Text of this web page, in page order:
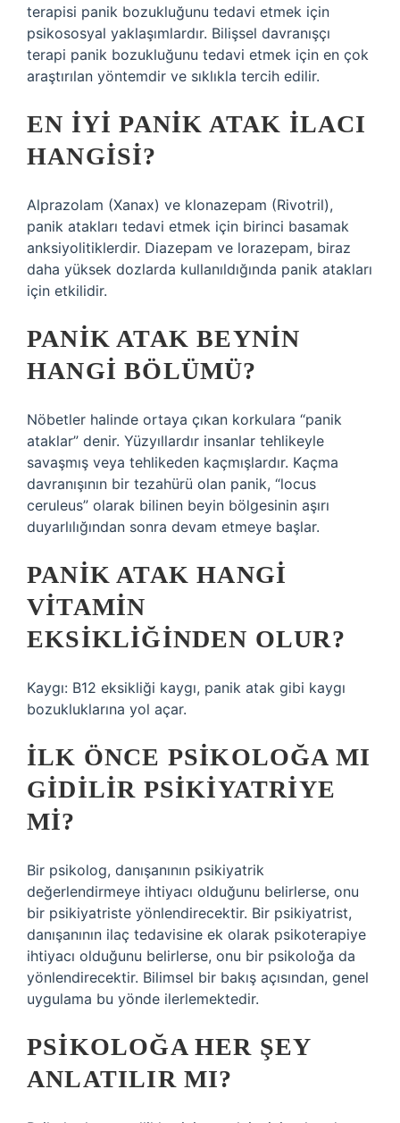
terapisi panik bozukluğunu tedavi etmek için
psikososyal yaklaşımlardır. Bilişsel davranışçı
terapi panik bozukluğunu tedavi etmek için en çok
araştırılan yöntemdir ve sıklıkla tercih edilir.
EN IYI PANIK ATAK ILACI
HANGISI?
Alprazolam (Xanax) ve klonazepam (Rivotril),
panik atakları tedavi etmek için birinci basamak
anksiyolitiklerdir. Diazepam ve lorazepam, biraz
daha yüksek dozlarda kullanıldığında panik atakları
için etkilidir.
PANIK ATAK BEYNIN
HANGI BÖLÜMÜ?
Nöbetler halinde ortaya çıkan korkulara “panik
ataklar” denir. Yüzyıllardır insanlar tehlikeyle
savaşmış veya tehlikeden kaçmışlardır. Kaçma
davranışının bir tezahürü olan panik, “locus
ceruleus” olarak bilinen beyin bölgesinin aşırı
duyarlılığından sonra devam etmeye başlar.
PANIK ATAK HANGI
VITAMIN
EKSIKLIĞINDEN OLUR?
Kaygı: B12 eksikliği kaygı, panik atak gibi kaygı
bozukluklarına yol açar.
İLK ÖNCE PSIKOLOĞA MI
GIDILIR PSIKIYATRIYE
MI?
Bir psikolog, danışanının psikiyatrik
değerlendirmeye ihtiyacı olduğunu belirlerse, onu
bir psikiyatriste yönlendirecektir. Bir psikiyatrist,
danışanının ilaç tedavisine ek olarak psikoterapiye
ihtiyacı olduğunu belirlerse, onu bir psikoloğa da
yönlendirecektir. Bilimsel bir bakış açısından, genel
uygulama bu yönde ilerlemektedir.
PSIKOLOĞA HER ŞEY
ANLATILIR MI?